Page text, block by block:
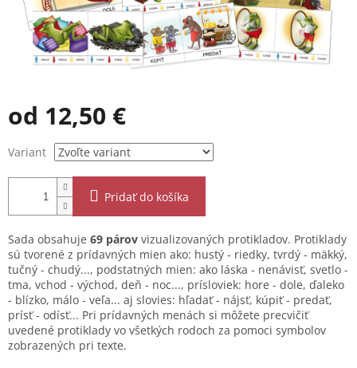
od 12,50 €
Jednotková
cena:
Variant
Pridať do košíka
Sada obsahuje 69 párov vizualizovaných protikladov. Protiklady
sú tvorené z prídavných mien ako: hustý - riedky, tvrdý - mäkký,
tučný - chudý..., podstatných mien: ako láska - nenávisť, svetlo -
tma, vchod - východ, deň - noc..., prísloviek: hore - dole, ďaleko
- blízko, málo - veľa... aj slovies: hľadať - nájsť, kúpiť - predať,
prísť - odísť... Pri prídavných menách si môžete precvičiť
uvedené protiklady vo všetkých rodoch za pomoci symbolov
zobrazených pri texte.